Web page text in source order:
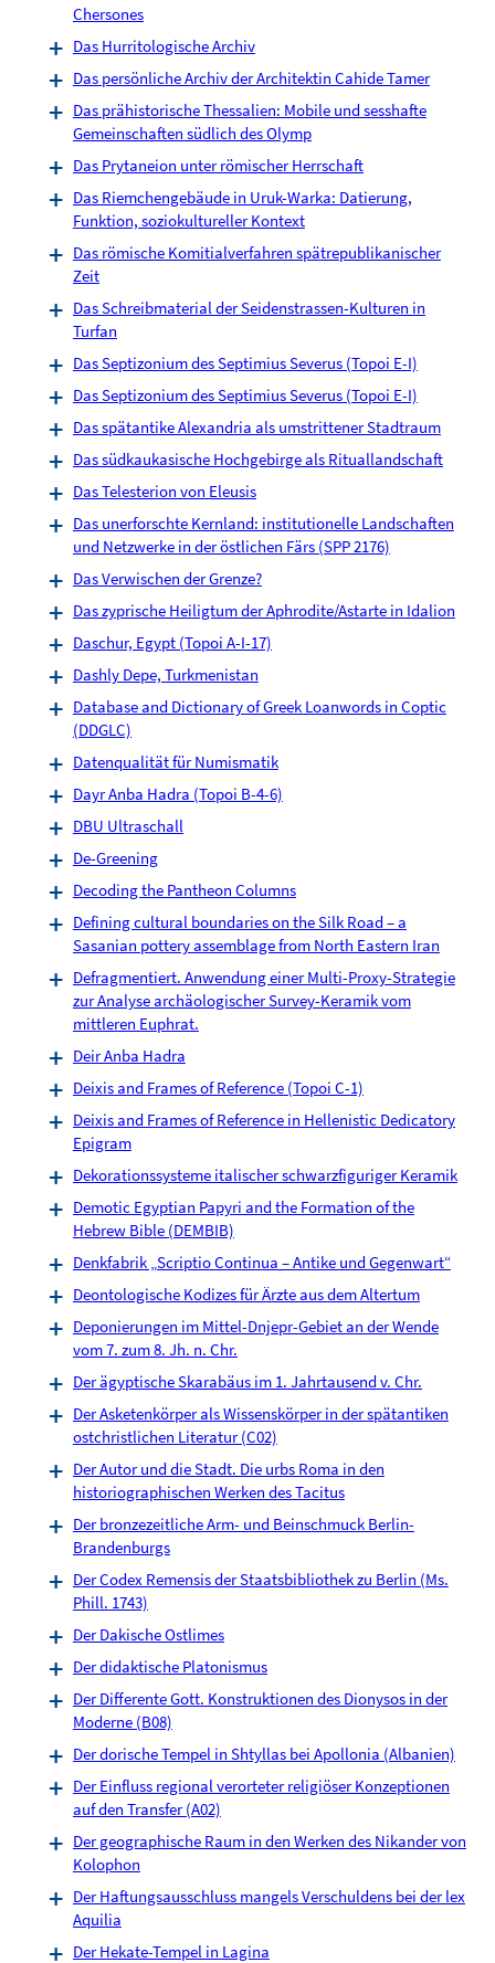
Chersones
Das Hurritologische Archiv
Das persönliche Archiv der Architektin Cahide Tamer
Das prähistorische Thessalien: Mobile und sesshafte
Gemeinschaften südlich des Olymp
Das Prytaneion unter römischer Herrschaft
Das Riemchengebäude in Uruk-Warka: Datierung,
Funktion, soziokultureller Kontext
Das römische Komitialverfahren spätrepublikanischer
Zeit
Das Schreibmaterial der Seidenstrassen-Kulturen in
Turfan
Das Septizonium des Septimius Severus (Topoi E-I)
Das Septizonium des Septimius Severus (Topoi E-I)
Das spätantike Alexandria als umstrittener Stadtraum
Das südkaukasische Hochgebirge als Rituallandschaft
Das Telesterion von Eleusis
Das unerforschte Kernland: institutionelle Landschaften
und Netzwerke in der östlichen Färs (SPP 2176)
Das Verwischen der Grenze?
Das zyprische Heiligtum der Aphrodite/Astarte in Idalion
Daschur, Egypt (Topoi A-I-17)
Dashly Depe, Turkmenistan
Database and Dictionary of Greek Loanwords in Coptic
(DDGLC)
Datenqualität für Numismatik
Dayr Anba Hadra (Topoi B-4-6)
DBU Ultraschall
De-Greening
Decoding the Pantheon Columns
Defining cultural boundaries on the Silk Road – a
Sasanian pottery assemblage from North Eastern Iran
Defragmentiert. Anwendung einer Multi-Proxy-Strategie
zur Analyse archäologischer Survey-Keramik vom
mittleren Euphrat.
Deir Anba Hadra
Deixis and Frames of Reference (Topoi C-1)
Deixis and Frames of Reference in Hellenistic Dedicatory
Epigram
Dekorationssysteme italischer schwarzfiguriger Keramik
Demotic Egyptian Papyri and the Formation of the
Hebrew Bible (DEMBIB)
Denkfabrik „Scriptio Continua – Antike und Gegenwart“
Deontologische Kodizes für Ärzte aus dem Altertum
Deponierungen im Mittel-Dnjepr-Gebiet an der Wende
vom 7. zum 8. Jh. n. Chr.
Der ägyptische Skarabäus im 1. Jahrtausend v. Chr.
Der Asketenkörper als Wissenskörper in der spätantiken
ostchristlichen Literatur (C02)
Der Autor und die Stadt. Die urbs Roma in den
historiographischen Werken des Tacitus
Der bronzezeitliche Arm- und Beinschmuck Berlin-
Brandenburgs
Der Codex Remensis der Staatsbibliothek zu Berlin (Ms.
Phill. 1743)
Der Dakische Ostlimes
Der didaktische Platonismus
Der Differente Gott. Konstruktionen des Dionysos in der
Moderne (B08)
Der dorische Tempel in Shtyllas bei Apollonia (Albanien)
Der Einfluss regional verorteter religiöser Konzeptionen
auf den Transfer (A02)
Der geographische Raum in den Werken des Nikander von
Kolophon
Der Haftungsausschluss mangels Verschuldens bei der lex
Aquilia
Der Hekate-Tempel in Lagina